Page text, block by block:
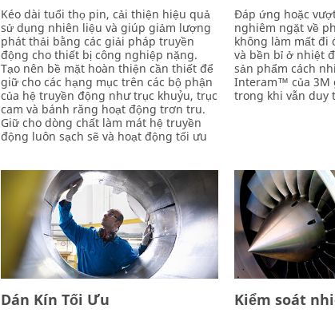
Kéo dài tuổi thọ pin, cải thiện hiệu quả
sử dụng nhiên liệu và giúp giảm lượng
phát thải bằng các giải pháp truyền
động cho thiết bị công nghiệp nặng.
Tạo nên bề mặt hoàn thiện cần thiết để
giữ cho các hạng mục trên các bộ phận
của hệ truyền động như trục khuỷu, trục
cam và bánh răng hoạt động trơn tru.
Giữ cho dòng chất làm mát hệ truyền
động luôn sạch sẽ và hoạt động tối ưu
Đáp ứng hoặc
nghiêm ngặt về
không làm mất đi
và bền bỉ ở nhiệt
sản phẩm cách
Interam™ của 3M
trong khi vẫn duy
Dán Kín Tối Ưu Kiểm soát